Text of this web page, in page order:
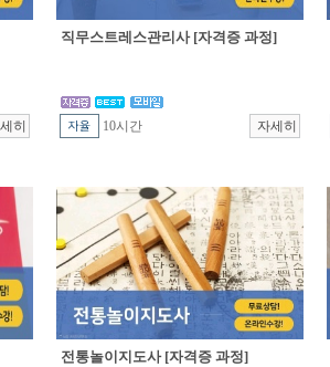
직무스트레스관리사 [자격증 과정]
10시간
전통놀이지도사 [자격증 과정]